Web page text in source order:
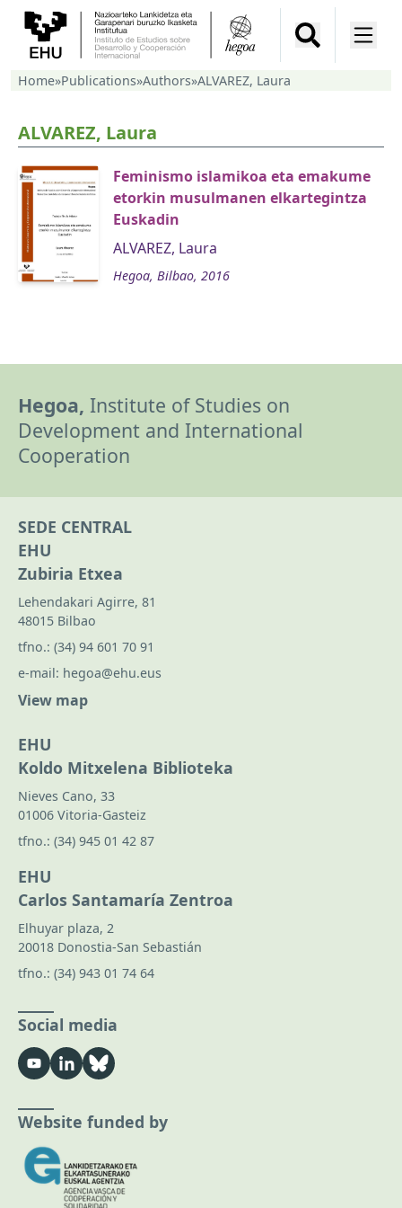
Home»Publications»Authors»ALVAREZ, Laura
ALVAREZ, Laura
Feminismo islamikoa eta emakume
etorkin musulmanen elkartegintza
Euskadin
ALVAREZ, Laura
Hegoa, Bilbao, 2016
Hegoa, Institute of Studies on
Development and International
Cooperation
SEDE CENTRAL
EHU
Zubiria Etxea
Lehendakari Agirre, 81
48015 Bilbao
tfno.: (34) 94 601 70 91
e-mail: hegoa@ehu.eus
View map
EHU
Koldo Mitxelena Biblioteka
Nieves Cano, 33
01006 Vitoria-Gasteiz
tfno.: (34) 945 01 42 87
EHU
Carlos Santamaría Zentroa
Elhuyar plaza, 2
20018 Donostia-San Sebastián
tfno.: (34) 943 01 74 64
Social media
Website funded by